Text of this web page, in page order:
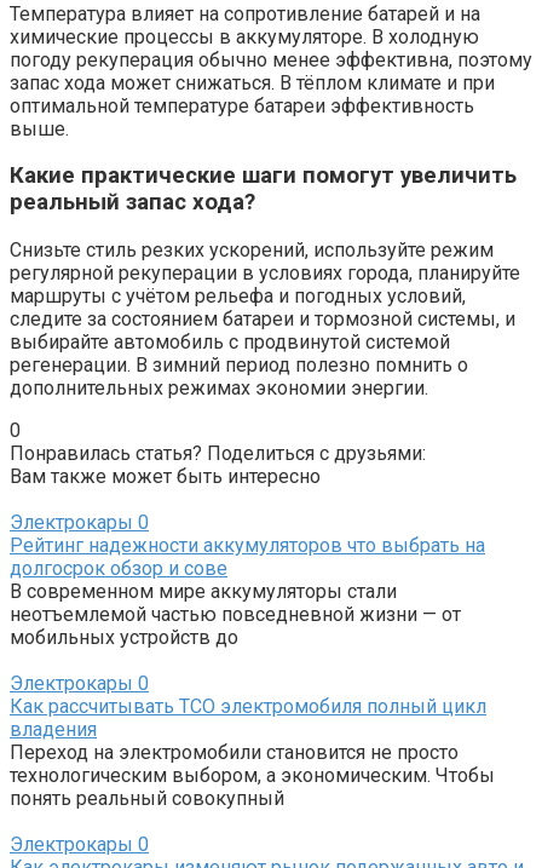
Температура влияет на сопротивление батарей и на
химические процессы в аккумуляторе. В холодную
погоду рекуперация обычно менее эффективна, поэтому
запас хода может снижаться. В тёплом климате и при
оптимальной температуре батареи эффективность
выше.
Какие практические шаги помогут увеличить
реальный запас хода?
Снизьте стиль резких ускорений, используйте режим
регулярной рекуперации в условиях города, планируйте
маршруты с учётом рельефа и погодных условий,
следите за состоянием батареи и тормозной системы, и
выбирайте автомобиль с продвинутой системой
регенерации. В зимний период полезно помнить о
дополнительных режимах экономии энергии.
0
Понравилась статья? Поделиться с друзьями:
Вам также может быть интересно
Электрокары 0
Рейтинг надежности аккумуляторов что выбрать на
долгосрок обзор и сове
В современном мире аккумуляторы стали
неотъемлемой частью повседневной жизни — от
мобильных устройств до
Электрокары 0
Как рассчитывать TCO электромобиля полный цикл
владения
Переход на электромобили становится не просто
технологическим выбором, а экономическим. Чтобы
понять реальный совокупный
Электрокары 0